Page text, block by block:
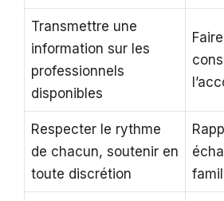
Transmettre une
information sur les
professionnels
disponibles
Respecter le rythme
de chacun, soutenir en
toute discrétion